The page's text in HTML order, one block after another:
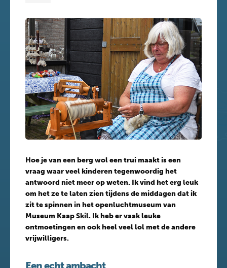
Hoe je van een berg wol een trui maakt is een
vraag waar veel kinderen tegenwoordig het
antwoord niet meer op weten. Ik vind het erg leuk
om het ze te laten zien tijdens de middagen dat ik
zit te spinnen in het openluchtmuseum van
Museum Kaap Skil. Ik heb er vaak leuke
ontmoetingen en ook heel veel lol met de andere
vrijwilligers.